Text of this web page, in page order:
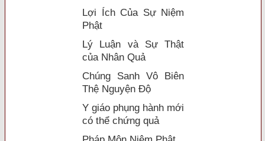
Lợi Ích Của Sự Niệm
Phật
Lý Luận và Sự Thật
của Nhân Quả
Chúng Sanh Vô Biên
Thệ Nguyện Độ
Y giáo phụng hành mới
có thể chứng quả